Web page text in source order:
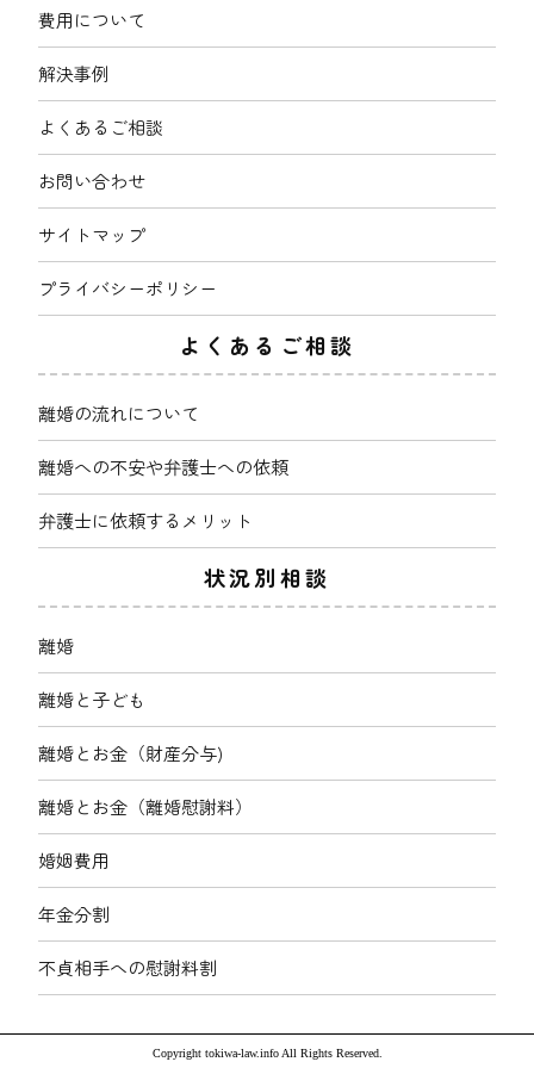
費用について
解決事例
よくあるご相談
お問い合わせ
サイトマップ
プライバシーポリシー
よくあるご相談
離婚の流れについて
離婚への不安や弁護士への依頼
弁護士に依頼するメリット
状況別相談
離婚
離婚と子ども
離婚とお金（財産分与)
離婚とお金（離婚慰謝料）
婚姻費用
年金分割
不貞相手への慰謝料割
Copyright tokiwa-law.info All Rights Reserved.